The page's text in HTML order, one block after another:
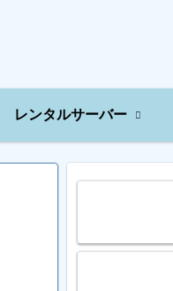
レンタルサーバー